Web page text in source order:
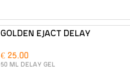
GOLDEN EJACT DELAY
€ 25.00
50 ML DELAY GEL